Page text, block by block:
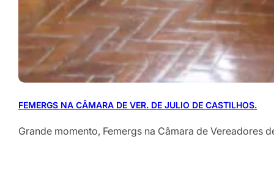
FEMERGS NA CÂMARA DE VER. DE JULIO DE CASTILHOS.
Grande momento, Femergs na Câmara de Vereadores